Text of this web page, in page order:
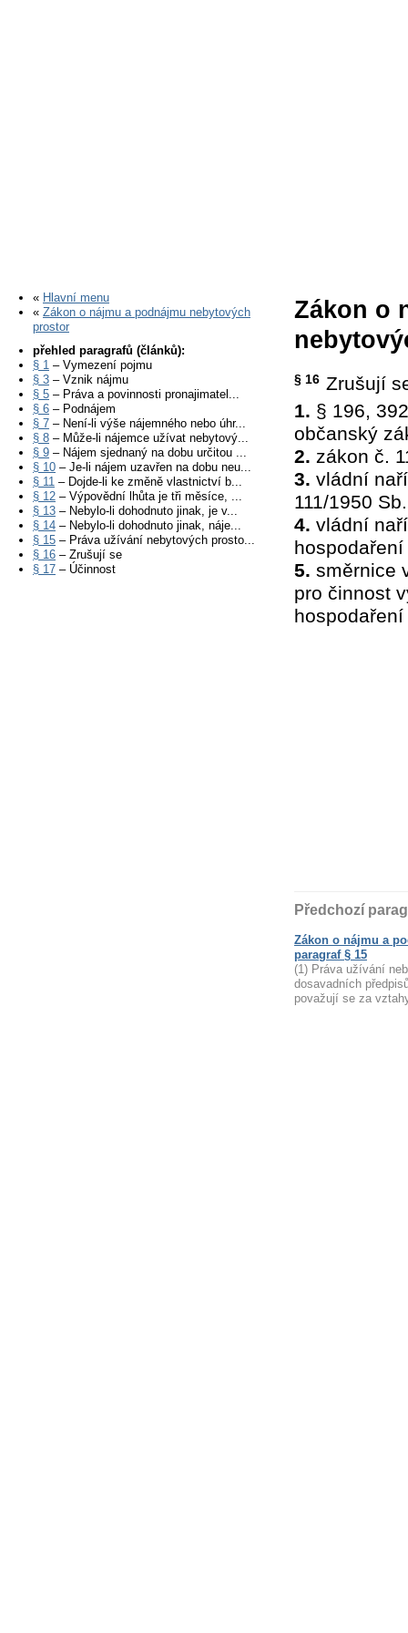
« Hlavní menu
« Zákon o nájmu a podnájmu nebytových
prostor
přehled paragrafů (článků):
§ 1 – Vymezení pojmu
§ 3 – Vznik nájmu
§ 5 – Práva a povinnosti pronajimatel...
§ 6 – Podnájem
§ 7 – Není-li výše nájemného nebo úhr...
§ 8 – Může-li nájemce užívat nebytový...
§ 9 – Nájem sjednaný na dobu určitou ...
§ 10 – Je-li nájem uzavřen na dobu neu...
§ 11 – Dojde-li ke změně vlastnictví b...
§ 12 – Výpovědní lhůta je tři měsíce, ...
§ 13 – Nebylo-li dohodnuto jinak, je v...
§ 14 – Nebylo-li dohodnuto jinak, náje...
§ 15 – Práva užívání nebytových prosto...
§ 16 – Zrušují se
§ 17 – Účinnost
Zákon o
§ 16 Zrušují
1. § 196,
občanský
2. zákon č.
3. vládní
111/1950
4. vládní
5. směrnice
pro činnost
Předchozí
Zákon o nájmu a
paragraf § 15
(1) Práva užívání
dosavadních
považují se za